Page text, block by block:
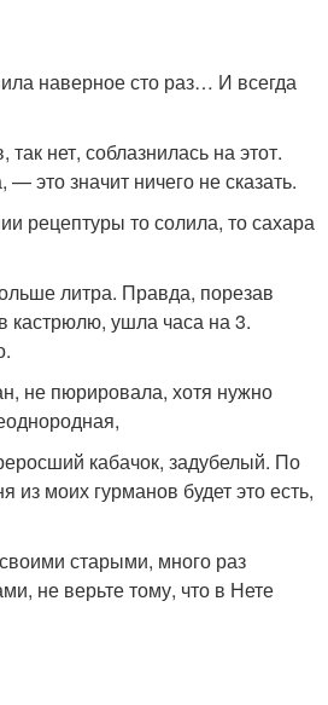
наверное сто раз… И всегда
нет, соблазнилась на этот.
это значит ничего не сказать.
рецептуры то солила, то сахара
литра. Правда, порезав
кастрюлю, ушла часа на 3.
не пюрировала, хотя нужно
кабачок, задубелый. По
из моих гурманов будет это есть,
старыми, много раз
не верьте тому, что в Нете